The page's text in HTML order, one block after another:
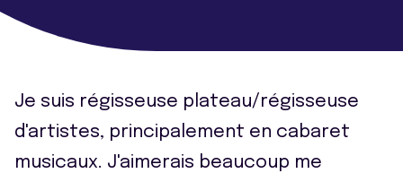
Je suis régisseuse plateau/régisseuse
d'artistes, principalement en cabaret
musicaux. J'aimerais beaucoup me